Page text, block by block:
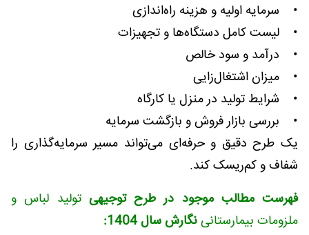
• سرمایه اولیه و هزینه راه‌اندازی
• لیست کامل دستگاه‌ها و تجهیزات
• درآمد و سود خالص
• میزان اشتغال‌زایی
• شرایط تولید در منزل یا کارگاه
• بررسی بازار فروش و بازگشت سرمایه
یک طرح دقیق و حرفه‌ای می‌تواند مسیر سرمایه‌گذاری را
شفاف و کم‌ریسک کند.
فهرست مطالب موجود در طرح توجیهی تولید لباس و
ملزومات بیمارستانینگارش سال 1404: